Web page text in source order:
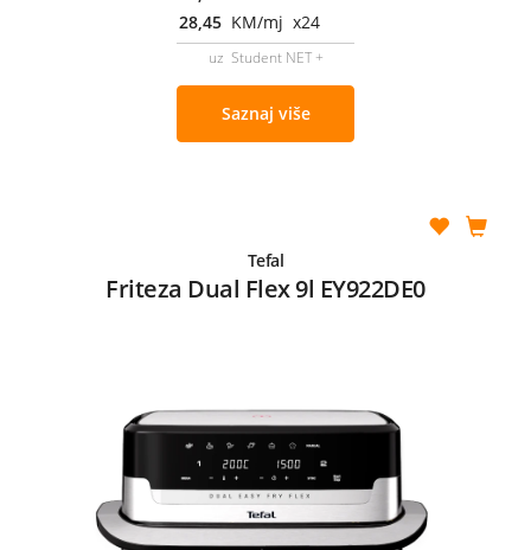
28,45 KM/mj x24
uz Student NET +
Saznaj više
Tefal
Friteza Dual Flex 9l EY922DE0